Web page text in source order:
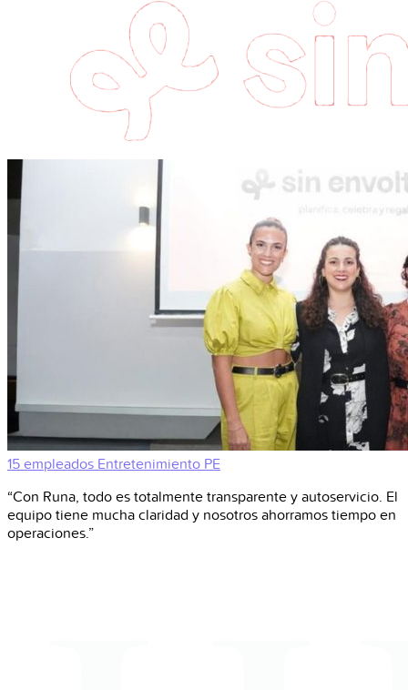
15 empleados Entretenimiento PE
“Con Runa, todo es totalmente transparente y autoservicio. El
equipo tiene mucha claridad y nosotros ahorramos tiempo en
operaciones.”